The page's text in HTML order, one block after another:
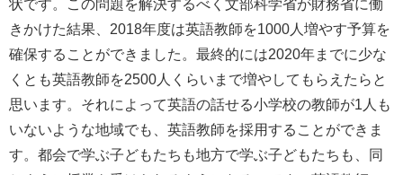
状です。この問題を解決するべく文部科学省が財務省に働
きかけた結果、2018年度は英語教師を1000人増やす予算を
確保することができました。最終的には2020年までに少な
くとも英語教師を2500人くらいまで増やしてもらえたらと
思います。それによって英語の話せる小学校の教師が1人も
いないような地域でも、英語教師を採用することができま
す。都会で学ぶ子どもたちも地方で学ぶ子どもたちも、同